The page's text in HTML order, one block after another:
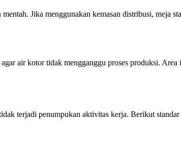
Jika menggunakan kemasan distribusi, meja
air kotor tidak mengganggu proses produksi.
terjadi penumpukan aktivitas kerja. Berikut